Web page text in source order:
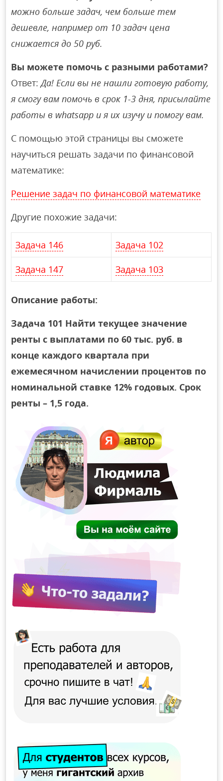
можно больше задач, чем больше тем
дешевле, например от 10 задач цена
снижается до 50 руб.
Вы можете помочь с разными работами?
Ответ:Да! Если вы не нашли готовую работу,
я смогу вам помочь в срок 1-3 дня, присылайте
работы в whatsapp и я их изучу и помогу вам.
С помощью этой страницы вы сможете
научиться решать задачи по финансовой
математике:
Решение задач по финансовой математике
Другие похожие задачи:
Задача 146 Задача 102
Задача 147 Задача 103
Описание работы:
Задача 101 Найти текущее значение
ренты с выплатами по 60 тыс. руб. в
конце каждого квартала при
ежемесячном начислении процентов по
номинальной ставке 12% годовых. Срок
ренты – 1,5 года.